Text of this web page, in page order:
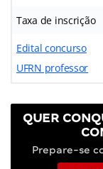
Taxa de inscrição
Edital concurso
UFRN professor
QUER
Prepare-se